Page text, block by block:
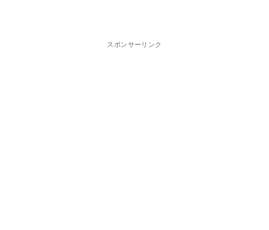
スポンサーリンク